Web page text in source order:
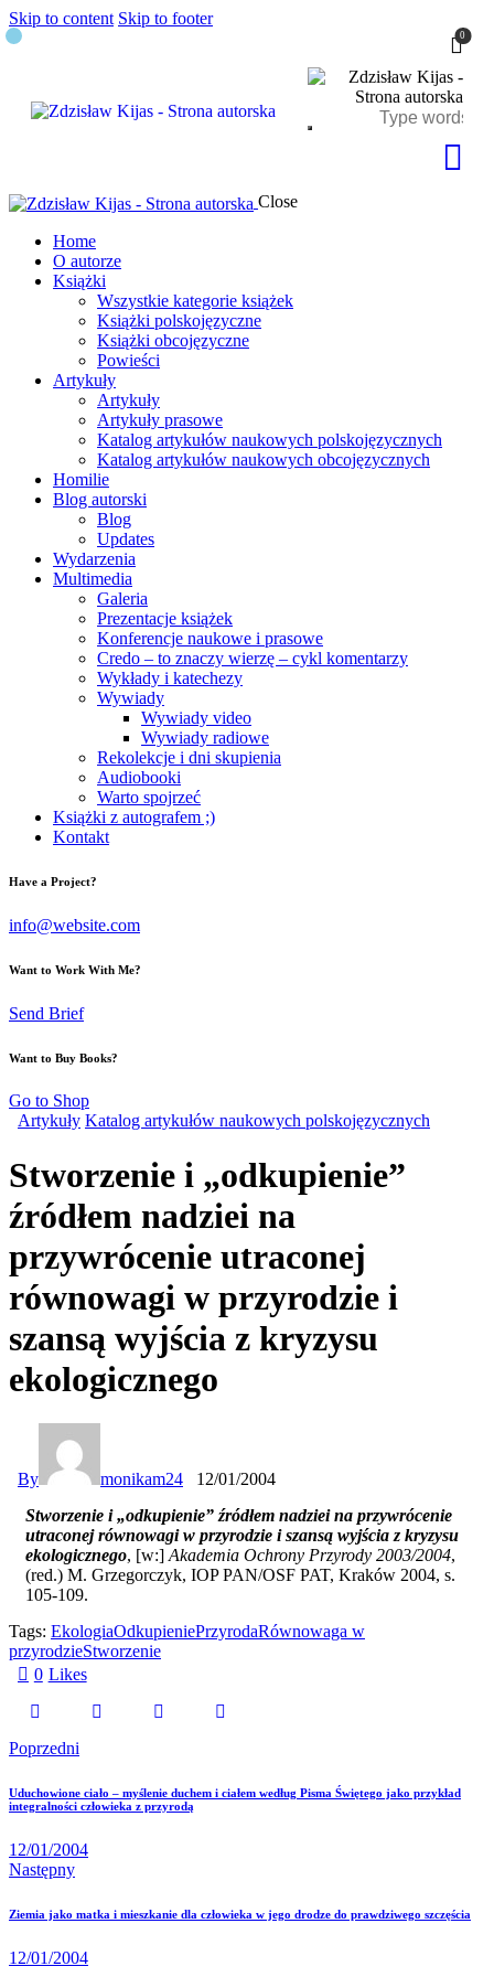
Skip to content Skip to footer
0
Close
Home
O autorze
Książki
Wszystkie kategorie książek
Książki polskojęzyczne
Książki obcojęzyczne
Powieści
Artykuły
Artykuły
Artykuły prasowe
Katalog artykułów naukowych polskojęzycznych
Katalog artykułów naukowych obcojęzycznych
Homilie
Blog autorski
Blog
Updates
Wydarzenia
Multimedia
Galeria
Prezentacje książek
Konferencje naukowe i prasowe
Credo – to znaczy wierzę – cykl komentarzy
Wykłady i katechezy
Wywiady
Wywiady video
Wywiady radiowe
Rekolekcje i dni skupienia
Audiobooki
Warto spojrzeć
Książki z autografem ;)
Kontakt
Have a Project?
info@website.com
Want to Work With Me?
Send Brief
Want to Buy Books?
Go to Shop
Artykuły Katalog artykułów naukowych polskojęzycznych
Stworzenie i „odkupienie”
źródłem nadziei na
przywrócenie utraconej
równowagi w przyrodzie i
szansą wyjścia z kryzysu
ekologicznego
By monikam24
12/01/2004
Stworzenie i „odkupienie” źródłem nadziei na przywrócenie
utraconej równowagi w przyrodzie i szansą wyjścia z kryzysu
ekologicznego, [w:] Akademia Ochrony Przyrody 2003/2004,
(red.) M. Grzegorczyk, IOP PAN/OSF PAT, Kraków 2004, s.
105-109.
Tags: EkologiaOdkupieniePrzyrodaRównowaga w
przyrodzieStworzenie
0 Likes
Poprzedni
Uduchowione ciało – myślenie duchem i ciałem według Pisma Świętego jako przykład
integralności człowieka z przyrodą
12/01/2004
Następny
Ziemia jako matka i mieszkanie dla człowieka w jego drodze do prawdziwego szczęścia
12/01/2004